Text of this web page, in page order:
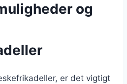
og
er det vigtigt